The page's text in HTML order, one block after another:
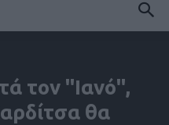
τον "Ιανό",
θα